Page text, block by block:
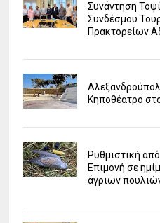
Συνάντηση
Συνδέσμου
Πρακτορείων
Κηποθέατρο
Ρυθμιστική
Επιμονή σε
άγριων